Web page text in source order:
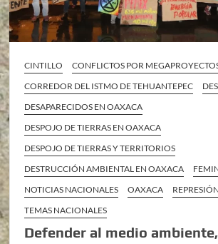
CINTILLO
CONFLICTOS POR
CORREDOR DEL ISTMO DE TEHUANTEPEC
DESAPARECIDOS EN OAXACA
DESPOJO DE TIERRAS EN OAXACA
DESPOJO DE TIERRAS Y TERRITORIOS
DESTRUCCIÓN AMBIENTAL EN OAXACA
NOTICIAS NACIONALES
OAXACA
TEMAS NACIONALES
Defender al medio